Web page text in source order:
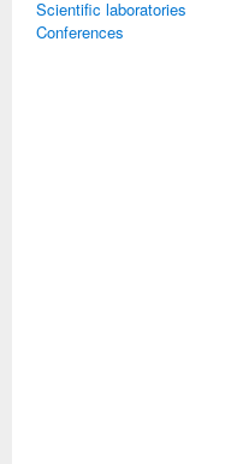
Scientific laboratories
Conferences